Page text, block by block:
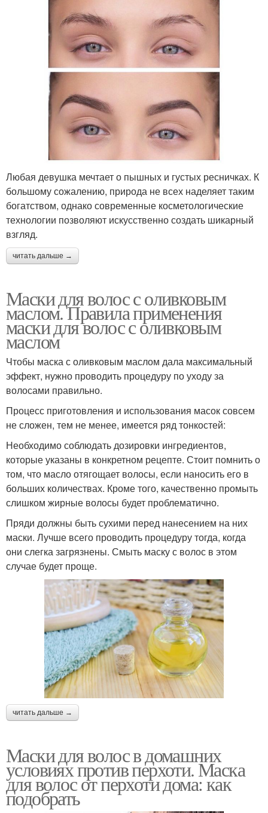
Любая девушка мечтает о пышных и густых ресничках. К
большому сожалению, природа не всех наделяет таким
богатством, однако современные косметологические
технологии позволяют искусственно создать шикарный
взгляд.
читать дальше →
Маски для волос с оливковым
маслом. Правила применения
маски для волос с оливковым
маслом
Чтобы маска с оливковым маслом дала максимальный
эффект, нужно проводить процедуру по уходу за
волосами правильно.
Процесс приготовления и использования масок совсем
не сложен, тем не менее, имеется ряд тонкостей:
Необходимо соблюдать дозировки ингредиентов,
которые указаны в конкретном рецепте. Стоит помнить о
том, что масло отягощает волосы, если наносить его в
больших количествах. Кроме того, качественно промыть
слишком жирные волосы будет проблематично.
Пряди должны быть сухими перед нанесением на них
маски. Лучше всего проводить процедуру тогда, когда
они слегка загрязнены. Смыть маску с волос в этом
случае будет проще.
читать дальше →
Маски для волос в домашних
условиях против перхоти. Маска
для волос от перхоти дома: как
подобрать